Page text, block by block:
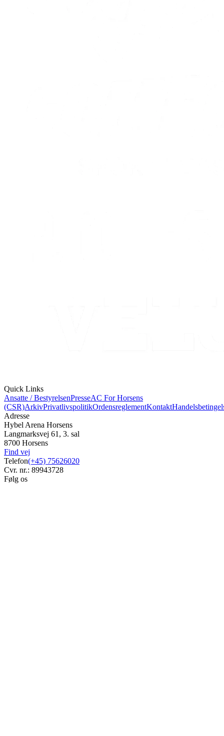
Quick Links
Ansatte / BestyrelsenPresseAC For Horsens
(CSR)ArkivPrivatlivspolitikOrdensreglementKontakt
Adresse
Hybel Arena Horsens
Langmarksvej 61, 3. sal
8700 Horsens
Find vej
Telefon(+45) 75626020
Cvr. nr.: 89943728
Følg os